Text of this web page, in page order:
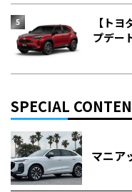
【ト
プデー
SPECIAL
マニア